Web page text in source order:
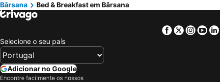
Bârsana
Bed & Breakfast em Bârsana
Facebook
Twitter
Selecione o seu país
Adicionar no Google
Encontre facilmente os nossos